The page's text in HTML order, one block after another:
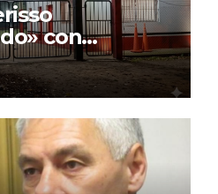
con
promesas